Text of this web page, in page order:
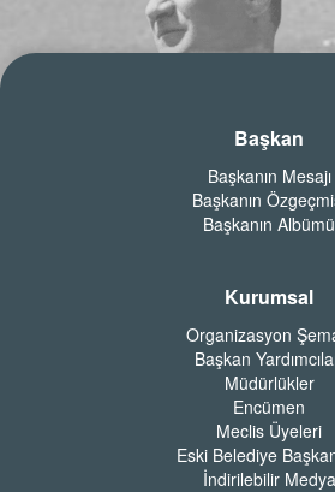
Başkan
Başkanın Mesajı
Başkanın
Başkanın Albümü
Kurumsal
Organizasyon
Başkan
Müdürlükler
Encümen
Meclis Üyeleri
Eski Belediye
İndirilebilir Medya